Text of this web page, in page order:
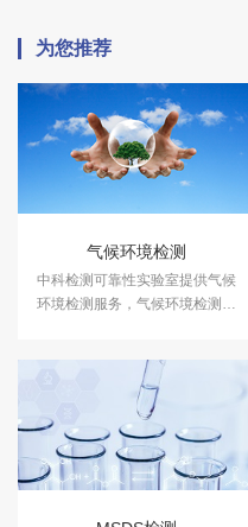
为您推荐
气候环境检测
中科检测可靠性实验室提供气候
环境检测服务，气候环境检测设
箱，温度冲击试验箱等，能满足
各种产品的气候环境检测需求。